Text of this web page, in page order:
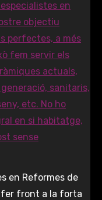
en Reformes de
fer front a la forta